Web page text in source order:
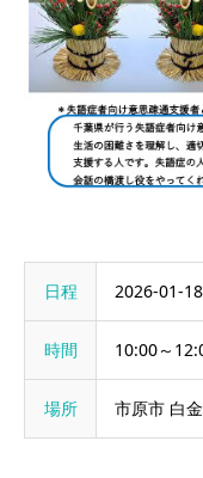
日程 2026-01-18
時間 10:00～
場所 市原市 白